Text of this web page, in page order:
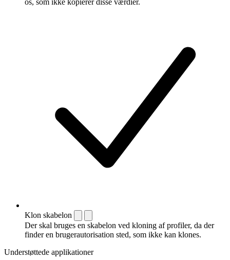
Klon skabelon
Der skal bruges en skabelon ved kloning af profiler, da der
finder en brugerautorisation sted, som ikke kan klones.
Understøttede applikationer